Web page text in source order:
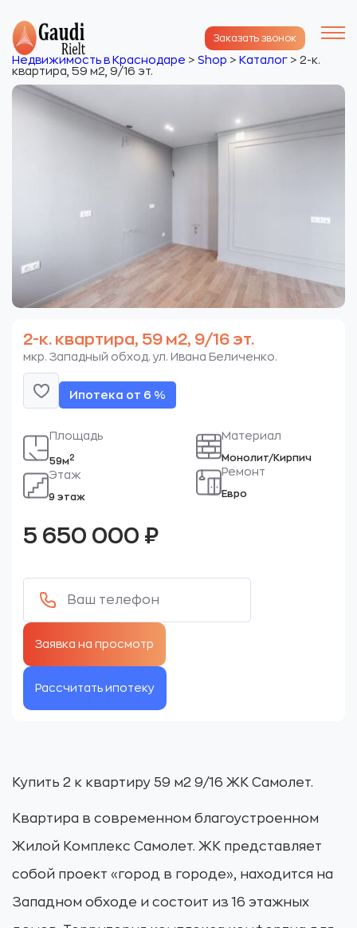
Заказать звонок
Недвижимость в Краснодаре > Shop > Каталог > 2-к.
квартира, 59 м2, 9/16 эт.
2-к. квартира, 59 м2, 9/16 эт.
мкр. Западный обход. ул. Ивана Беличенко.
Ипотека от 6 %
Площадь
59м2
Этаж
9 этаж
Материал
Монолит/Кирпич
Ремонт
Евро
5 650 000 ₽
Рассчитать ипотеку
Купить 2 к квартиру 59 м2 9/16 ЖК Самолет.
Квартира в современном благоустроенном
Жилой Комплекс Самолет. ЖК представляет
собой проект «город в городе», находится на
Западном обходе и состоит из 16 этажных